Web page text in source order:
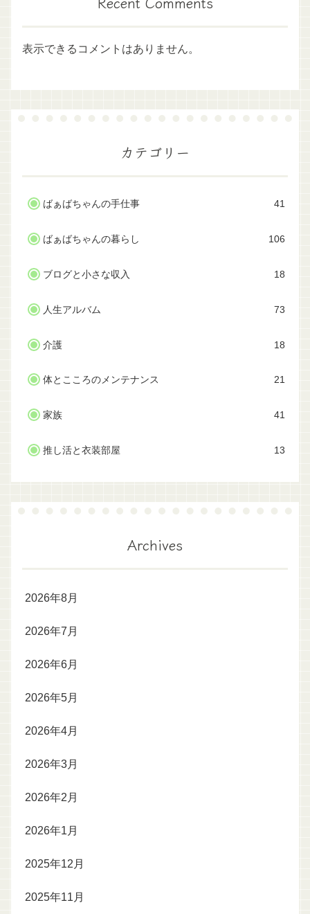
表示できるコメントはありません。
カテゴリー
ばぁばちゃんの手仕事 41
ばぁばちゃんの暮らし 106
ブログと小さな収入 18
人生アルバム 73
介護 18
体とこころのメンテナンス 21
家族 41
推し活と衣装部屋 13
Archives
2026年8月
2026年7月
2026年6月
2026年5月
2026年4月
2026年3月
2026年2月
2026年1月
2025年12月
2025年11月